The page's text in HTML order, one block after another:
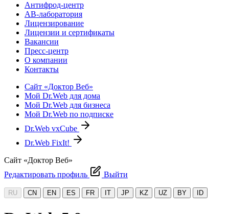
Антифрод-центр
АВ-лаборатория
Лицензирование
Лицензии и сертификаты
Вакансии
Пресс-центр
О компании
Контакты
Сайт «Доктор Веб»
Мой Dr.Web для дома
Мой Dr.Web для бизнеса
Мой Dr.Web по подписке
Dr.Web vxCube
Dr.Web FixIt!
Сайт «Доктор Веб»
Редактировать профиль
Выйти
RU CN EN ES FR IT JP KZ UZ BY ID